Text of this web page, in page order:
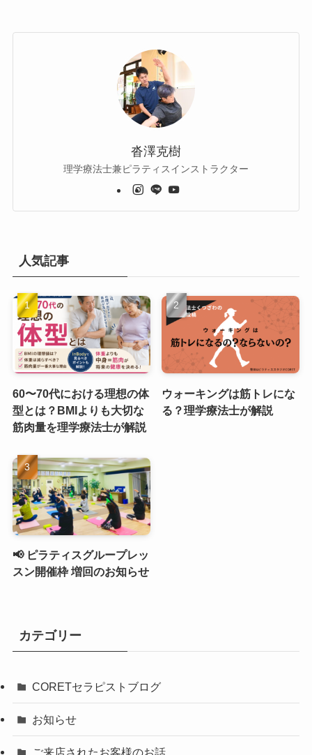
沓澤克樹
理学療法士兼ピラティスインストラクター
人気記事
60〜70代における理想の体
型とは？BMIよりも大切な
筋肉量を理学療法士が解説
ウォーキングは筋トレにな
る？理学療法士が解説
📢 ピラティスグループレッ
スン開催枠 増回のお知らせ
カテゴリー
CORETセラピストブログ
お知らせ
ご来店されたお客様のお話